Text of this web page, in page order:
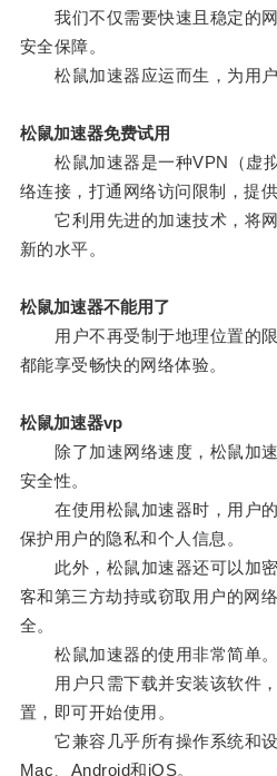
我们不仅需要快速且稳定的网
安全保障。
松鼠加速器应运而生，为用户
松鼠加速器免费试用
松鼠加速器是一种VPN（虚拟
络连接，打通网络访问限制，提
它利用先进的加速技术，将网
新的水平。
松鼠加速器不能用了
用户不再受制于地理位置的限
都能享受畅快的网络体验。
松鼠加速器vp
除了加速网络速度，松鼠加速
安全性。
在使用松鼠加速器时，用户的
保护用户的隐私和个人信息。
此外，松鼠加速器还可以加密
客和第三方劫持或窃取用户的网
全。
松鼠加速器的使用非常简单。
用户只需下载并安装该软件，
置，即可开始使用。
它兼容几乎所有操作系统和设
Mac、Android和iOS。